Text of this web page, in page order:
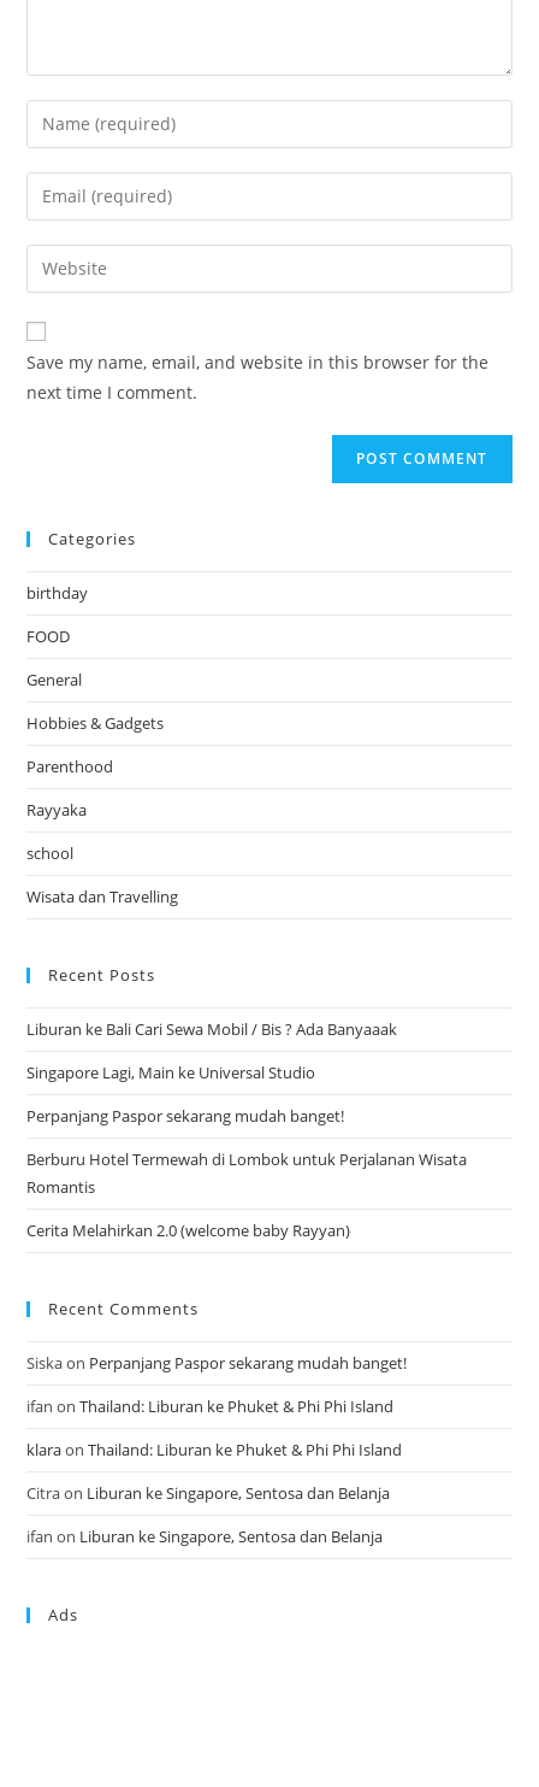
Enter
your
name
comment
Enter
your
email
address
comment
Enter
your
website
URL
(optional)
Save my name, email, and website in this browser for the
next time I comment.
Categories
birthday
FOOD
General
Hobbies & Gadgets
Parenthood
Rayyaka
school
Wisata dan Travelling
Recent Posts
Liburan ke Bali Cari Sewa Mobil / Bis ? Ada Banyaaak
Singapore Lagi, Main ke Universal Studio
Perpanjang Paspor sekarang mudah banget!
Berburu Hotel Termewah di Lombok untuk Perjalanan Wisata
Romantis
Cerita Melahirkan 2.0 (welcome baby Rayyan)
Recent Comments
Siskaon Perpanjang Paspor sekarang mudah banget!
ifan onThailand: Liburan ke Phuket & Phi Phi Island
klaraonThailand: Liburan ke Phuket & Phi Phi Island
Citraon Liburan ke Singapore, Sentosa dan Belanja
ifan on Liburan ke Singapore, Sentosa dan Belanja
Ads